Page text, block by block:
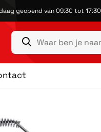
geopend van 09:30 tot 17:30